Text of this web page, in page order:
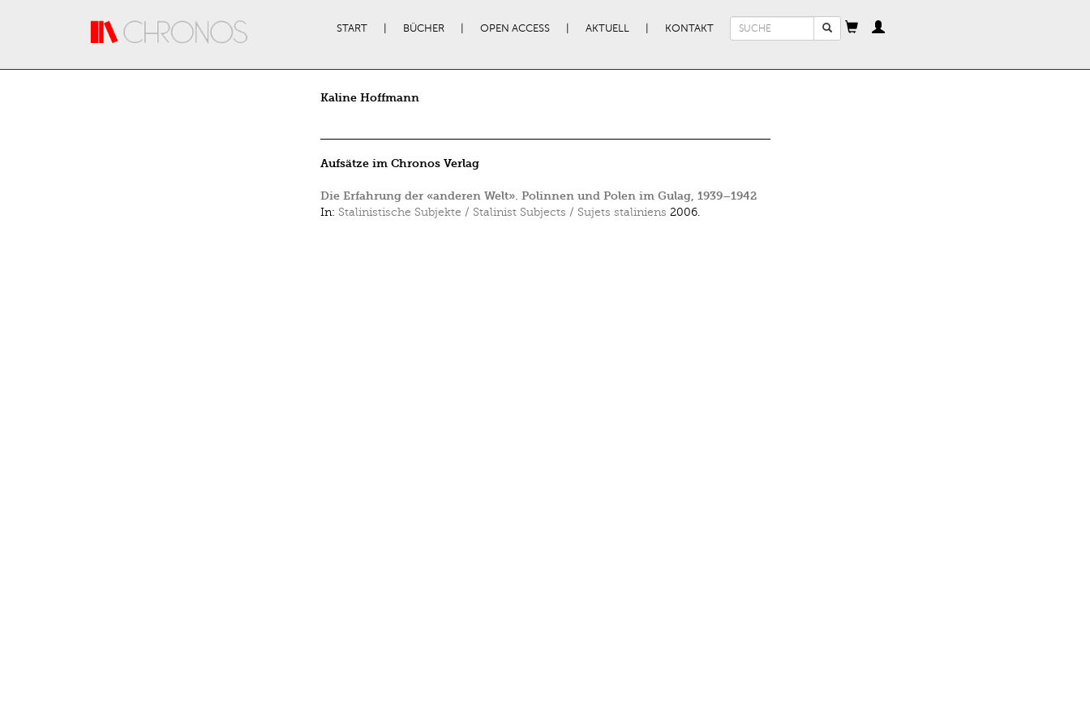
START BÜCHER OPEN ACCESS AKTUELL KONTAKT
Suchformular
Kaline Hoffmann
Aufsätze im Chronos Verlag
Die Erfahrung der «anderen Welt». Polinnen und Polen im Gulag, 1939–1942
In: Stalinistische Subjekte / Stalinist Subjects / Sujets staliniens 2006.